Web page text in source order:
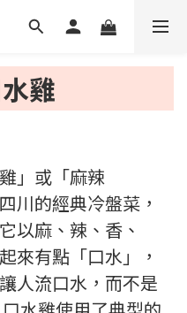
雞
」或「麻辣
川的經典冷盤菜，
以麻、辣、香、
來有點「口水」，
人流口水，而不是